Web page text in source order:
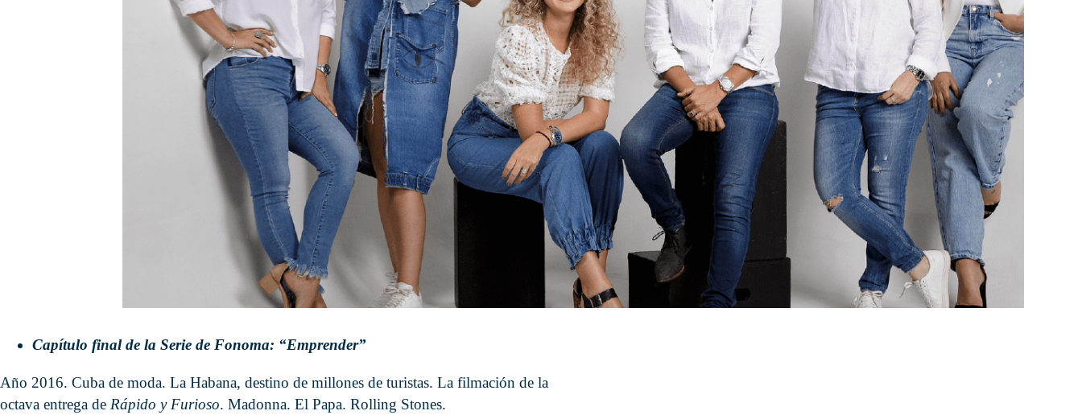
Capítulo final de la Serie de Fonoma: “Emprender”
Año 2016. Cuba de moda. La Habana, destino de millones de turistas. La filmación de la
octava entrega de Rápido y Furioso. Madonna. El Papa. Rolling Stones.